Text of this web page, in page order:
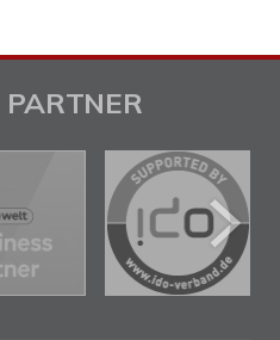
PARTNER